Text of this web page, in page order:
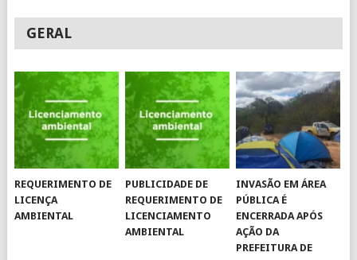
GERAL
REQUERIMENTO DE
LICENÇA
AMBIENTAL
PUBLICIDADE DE
REQUERIMENTO DE
LICENCIAMENTO
AMBIENTAL
INVASÃO EM ÁREA
PÚBLICA É
ENCERRADA APÓS
AÇÃO DA
PREFEITURA DE